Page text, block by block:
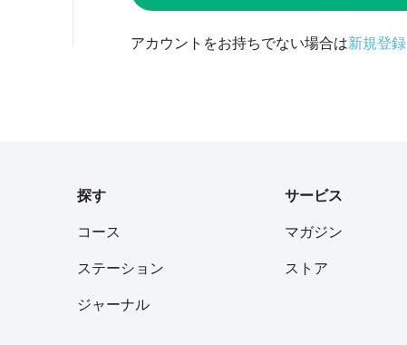
アカウントをお持ちでない場合は新規登録
探す
コース
ステーション
ジャーナル
サービス
マガジン
ストア